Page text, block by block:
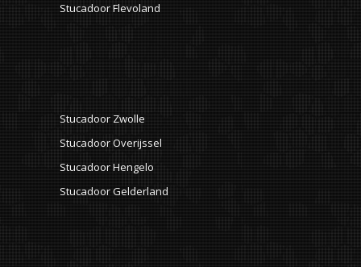
Stucadoor Flevoland
Stucadoor Zwolle
Stucadoor Overijssel
Stucadoor Hengelo
Stucadoor Gelderland